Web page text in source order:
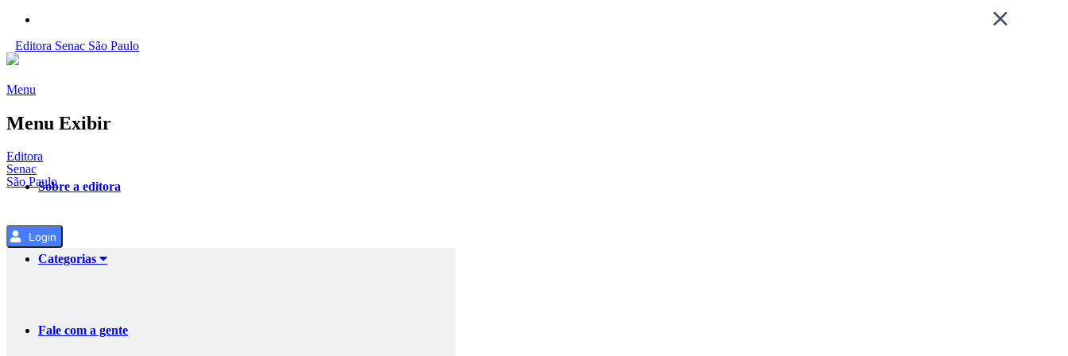
o
Editora Senac São Paulo
Menu
Menu Exibir
Editora
Senac
São PauloSobre a editora
Categorias
Fale com a gente
Login